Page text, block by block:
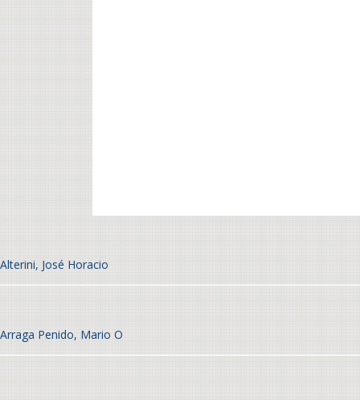
Alterini, José Horacio
Arraga Penido, Mario O